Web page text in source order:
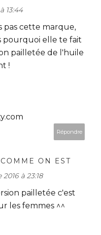
13:44
pas cette marque,
pourquoi elle te fait
pailletée de l'huile
!
Répondre
ON EST
à 23:18
pailletée c'est
les femmes ^^